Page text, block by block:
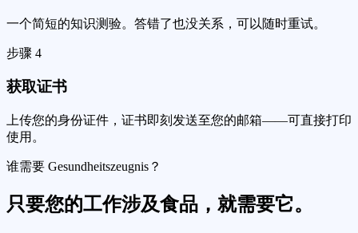
一个简短的知识测验。答错了也没关系，可以随时重试。
步骤 4
获取证书
上传您的身份证件，证书即刻发送至您的邮箱——可直接打印
使用。
谁需要 Gesundheitszeugnis？
只要您的工作涉及食品，就需要它。